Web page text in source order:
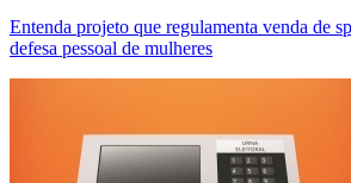
Entenda projeto que regulamenta venda de
defesa pessoal de mulheres